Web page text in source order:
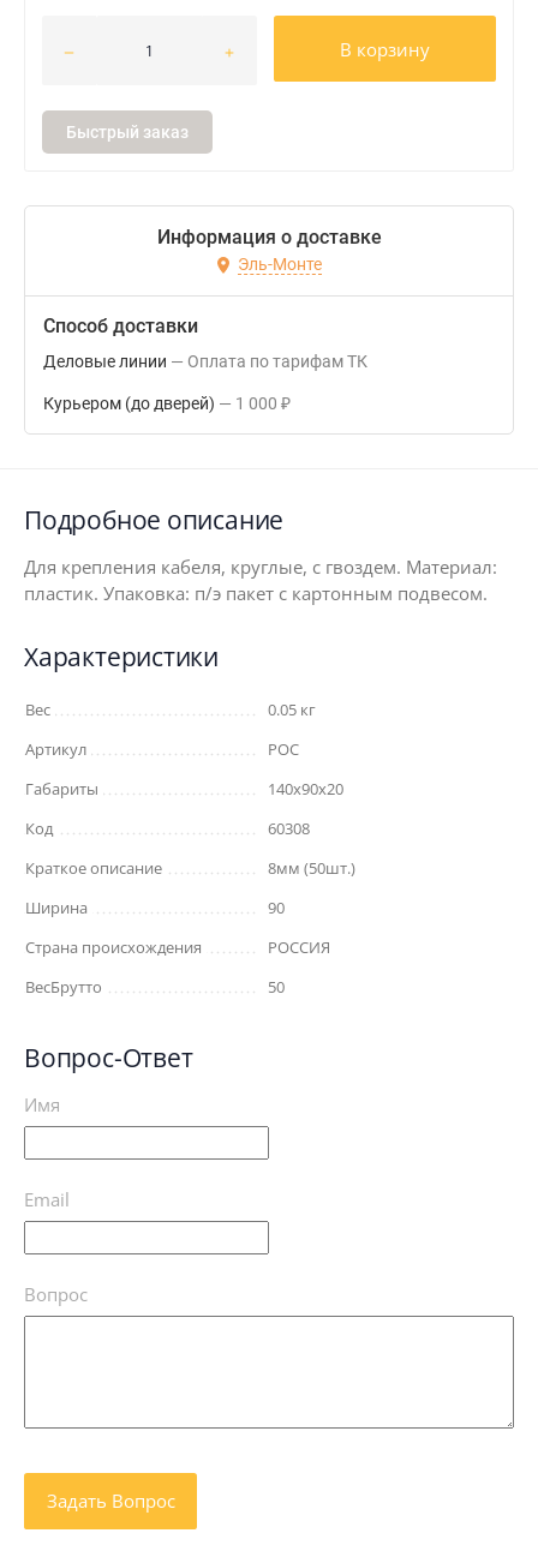
В корзину
Быстрый заказ
Информация о доставке
Эль-Монте
Способ доставки
Деловые линии Оплата по тарифам ТК
Курьером (до дверей) 1 000 ₽
Подробное описание
Для крепления кабеля, круглые, с гвоздем. Материал:
пластик. Упаковка: п/э пакет с картонным подвесом.
Характеристики
Вес
0.05 кг
Артикул
РОС
Габариты
140x90x20
Код
60308
Краткое описание
8мм (50шт.)
Ширина
90
Страна происхождения
РОССИЯ
ВесБрутто
50
Вопрос-Ответ
Имя
Email
Вопрос